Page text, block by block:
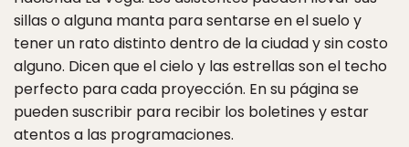
sillas o alguna manta para sentarse en el suelo y
tener un rato distinto dentro de la ciudad y sin costo
alguno. Dicen que el cielo y las estrellas son el techo
perfecto para cada proyección. En su página se
pueden suscribir para recibir los boletines y estar
atentos a las programaciones.